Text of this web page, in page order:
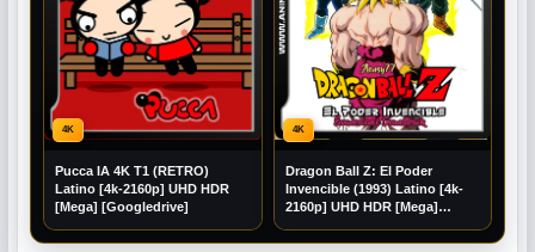
4K
Pucca IA 4K T1 (RETRO)
Latino [4k-2160p] UHD HDR
[Mega] [Googledrive]
4K
Dragon Ball Z: El Poder
Invencible (1993) Latino [4k-
2160p] UHD HDR [Mega]